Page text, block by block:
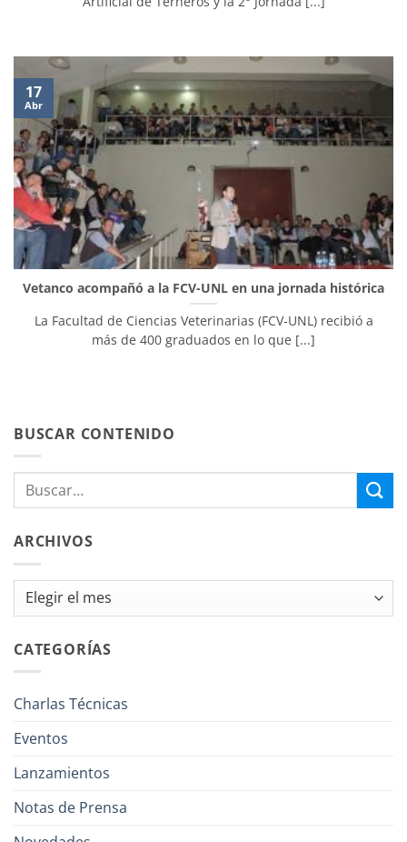
Vetanco acompañó a la FCV-UNL en una jornada histórica
La Facultad de Ciencias Veterinarias (FCV-UNL) recibió a
más de 400 graduados en lo que [...]
17
Abr
BUSCAR CONTENIDO
ARCHIVOS
Archivos
CATEGORÍAS
Charlas Técnicas
Eventos
Lanzamientos
Notas de Prensa